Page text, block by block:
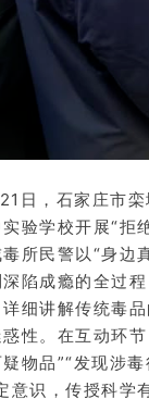
日，石家庄市
验学校开展“拒
所民警以“身边
陷成瘾的全过
细讲解传统毒
性。在互动环
物品”“发现涉
意识，传授科学